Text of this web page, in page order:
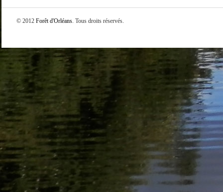
© 2012 Forêt d'Orléans. Tous droits réservés.